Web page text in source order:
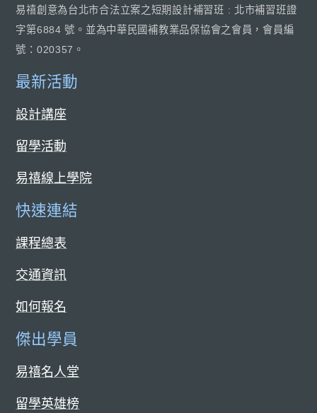
易禧創意為台北市合法立案之短期設計補習班 : 北市補習班證
字第6884 號。並為中華民國補教業品保協會之會員，會員編
號：020357。
最新活動
設計講座
留學活動
易禧線上學院
快速連結
課程總表
交通資訊
如何報名
傑出學員
易禧名人堂
留學英雄榜